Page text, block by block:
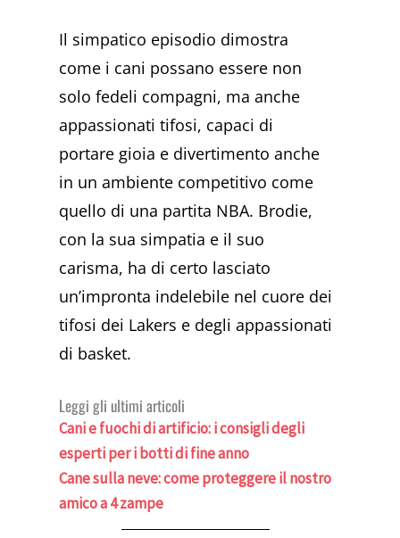
Il simpatico episodio dimostra
come i cani possano essere non
solo fedeli compagni, ma anche
appassionati tifosi, capaci di
portare gioia e divertimento anche
in un ambiente competitivo come
quello di una partita NBA. Brodie,
con la sua simpatia e il suo
carisma, ha di certo lasciato
un’impronta indelebile nel cuore dei
tifosi dei Lakers e degli appassionati
di basket.
Leggi gli ultimi articoli
Cani e fuochi di artificio: i consigli degli
esperti per i botti di fine anno
Cane sulla neve: come proteggere il nostro
amico a 4 zampe